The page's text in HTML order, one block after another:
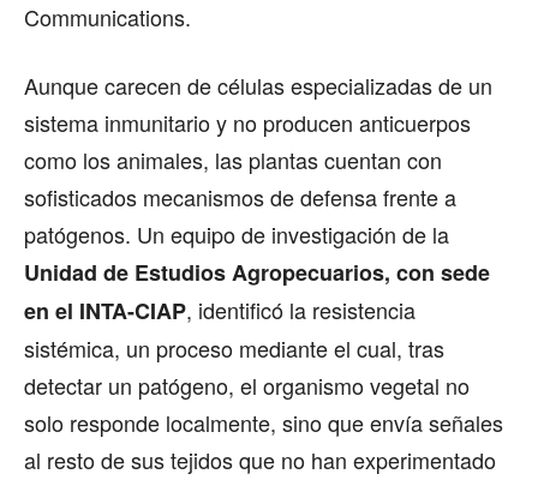
Communications.
Aunque carecen de células especializadas de un
sistema inmunitario y no producen anticuerpos
como los animales, las plantas cuentan con
sofisticados mecanismos de defensa frente a
patógenos. Un equipo de investigación de la
Unidad de Estudios Agropecuarios, con sede
en el INTA-CIAP, identificó la resistencia
sistémica, un proceso mediante el cual, tras
detectar un patógeno, el organismo vegetal no
solo responde localmente, sino que envía señales
al resto de sus tejidos que no han experimentado